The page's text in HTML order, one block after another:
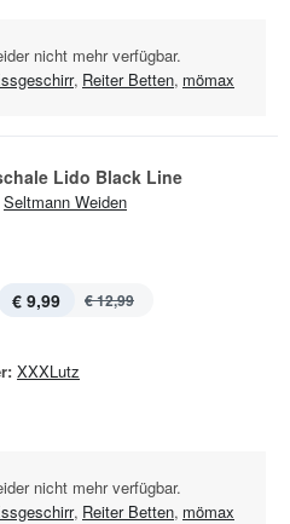
nicht mehr verfügbar.
, Reiter Betten, mömax
Lido Black Line
Seltmann Weiden
€ 9,99 € 12,99
XXXLutz
nicht mehr verfügbar.
, Reiter Betten, mömax